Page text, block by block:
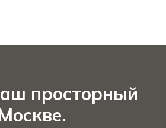
просторный